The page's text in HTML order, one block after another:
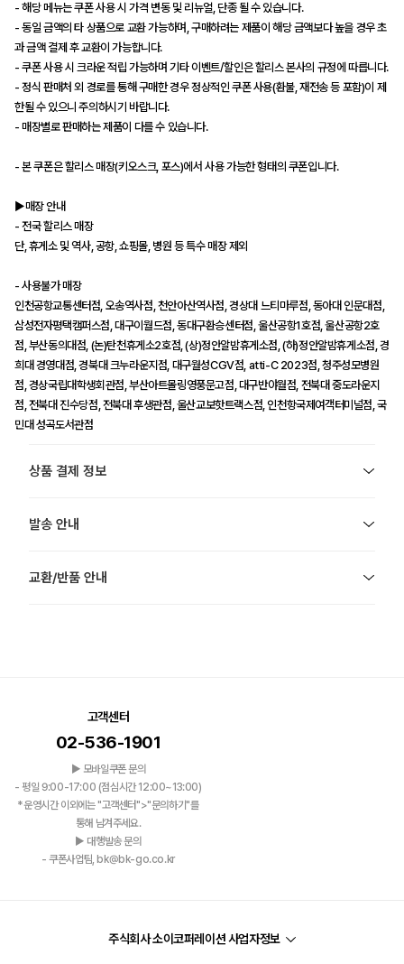
- 해당 메뉴는 쿠폰 사용 시 가격 변동 및 리뉴얼, 단종 될 수 있습니다.
- 동일 금액의 타 상품으로 교환 가능하며, 구매하려는 제품이 해당 금액보다 높을 경우 초
과 금액 결제 후 교환이 가능합니다.
- 쿠폰 사용 시 크라운 적립 가능하며 기타 이벤트/할인은 할리스 본사의 규정에 따릅니다.
- 정식 판매처 외 경로를 통해 구매한 경우 정상적인 쿠폰 사용(환불, 재전송 등 포함)이 제
한될 수 있으니 주의하시기 바랍니다.
- 매장별로 판매하는 제품이 다를 수 있습니다.
- 본 쿠폰은 할리스 매장(키오스크, 포스)에서 사용 가능한 형태의 쿠폰입니다.
▶매장 안내
- 전국 할리스 매장
단, 휴게소 및 역사, 공항, 쇼핑몰, 병원 등 특수 매장 제외
- 사용불가 매장
인천공항교통센터점, 오송역사점, 천안아산역사점, 경상대 느티마루점, 동아대 인문대점,
삼성전자평택캠퍼스점, 대구이월드점, 동대구환승센터점, 울산공항1호점, 울산공항2호
점, 부산동의대점, (논)탄천휴게소2호점, (상)정안알밤휴게소점, (하)정안알밤휴게소점, 경
희대 경영대점, 경북대 크누라운지점, 대구월성CGV점, atti-C 2023점, 청주성모병원
점, 경상국립대학생회관점, 부산아트몰링영풍문고점, 대구반야월점, 전북대 중도라운지
점, 전북대 진수당점, 전북대 후생관점, 울산교보핫트랙스점, 인천항국제여객터미널점, 국
민대 성곡도서관점
상품 결제 정보
발송 안내
교환/반품 안내
고객센터
02-536-1901
▶ 모바일쿠폰 문의
- 평일 9:00-17:00 (점심시간 12:00~13:00)
*운영시간 이외에는 "고객센터">"문의하기"를
통해 남겨주세요.
▶ 대행발송 문의
- 쿠폰사업팀, bk@bk-go.co.kr
주식회사 소이코퍼레이션 사업자정보